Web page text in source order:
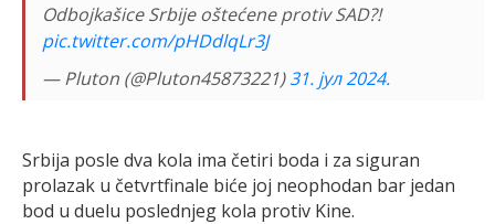
Odbojkašice Srbije oštećene protiv SAD?!
pic.twitter.com/pHDdlqLr3J
— Pluton (@Pluton45873221)31. јул 2024.
Srbija posle dva kola ima četiri boda i za siguran
prolazak u četvrtfinale biće joj neophodan bar jedan
bod u duelu poslednjeg kola protiv Kine.